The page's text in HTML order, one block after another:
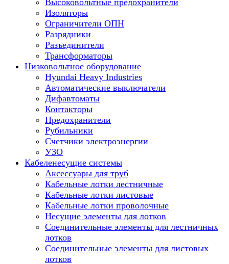
Высоковольтные предохранители
Изоляторы
Ограничители ОПН
Разрядники
Разъединители
Трансформаторы
Низковольтное оборудование
Hyundai Heavy Industries
Автоматические выключатели
Дифавтоматы
Контакторы
Предохранители
Рубильники
Счетчики электроэнергии
УЗО
Кабеленесущие системы
Аксессуары для труб
Кабельные лотки лестничные
Кабельные лотки листовые
Кабельные лотки проволочные
Несущие элементы для лотков
Соединительные элементы для лестничных
лотков
Соединительные элементы для листовых
лотков